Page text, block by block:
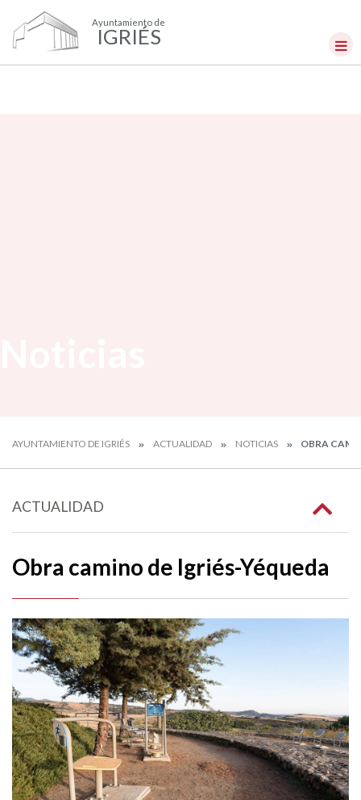
Ayuntamiento de
IGRIÉS
AYUNTAMIENTO DE IGRIÉS ACTUALIDAD NOTICIAS OBRA
ACTUALIDAD
Obra camino de Igriés-Yéqueda